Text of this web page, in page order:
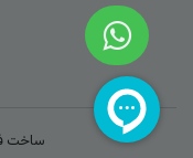
ساخت